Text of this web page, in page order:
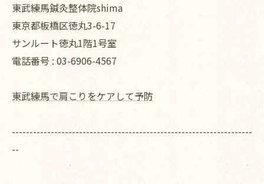
東武練馬鍼灸整体院shima
東京都板橋区徳丸3-6-17
サンルート徳丸1階1号室
電話番号 : 03-6906-4567
東武練馬で肩こりをケアして予防
--------------------------------------------------------------------
--